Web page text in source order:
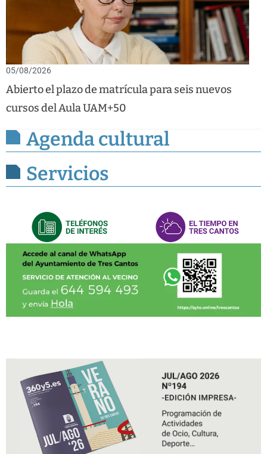
05/08/2026
Abierto el plazo de matrícula para seis nuevos
cursos del Aula UAM+50
Agenda cultural
Servicios